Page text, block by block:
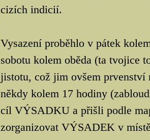
cizích indicií.
Vysazení proběhlo v pátek
sobotu kolem oběda (ta tvojice
jistotu, což jim ovšem
někdy kolem 17 hodiny
cíl VÝSADKU a přišli podle
zorganizovat VÝSADEK v